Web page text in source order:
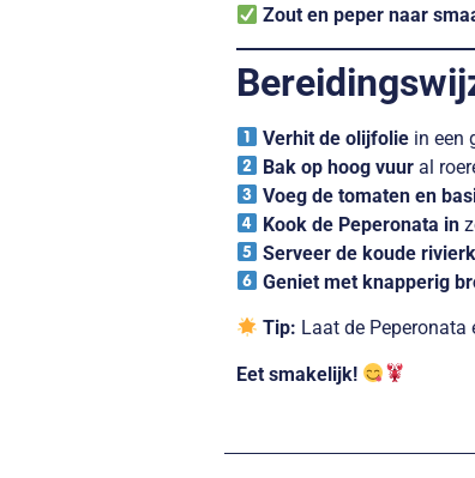
Zout en peper naar
Verhit de olijfolie in een
Bak op hoog vuur al
Voeg de tomaten en
Kook de Peperonata in
Serveer de koude
Geniet met knapperig
Tip: Laat de Peperonata
Eet smakelijk!